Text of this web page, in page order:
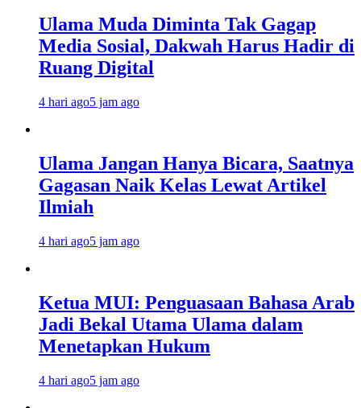
Ulama Muda Diminta Tak Gagap
Media Sosial, Dakwah Harus Hadir di
Ruang Digital
4 hari ago5 jam ago
Ulama Jangan Hanya Bicara, Saatnya
Gagasan Naik Kelas Lewat Artikel
Ilmiah
4 hari ago5 jam ago
Ketua MUI: Penguasaan Bahasa Arab
Jadi Bekal Utama Ulama dalam
Menetapkan Hukum
4 hari ago5 jam ago